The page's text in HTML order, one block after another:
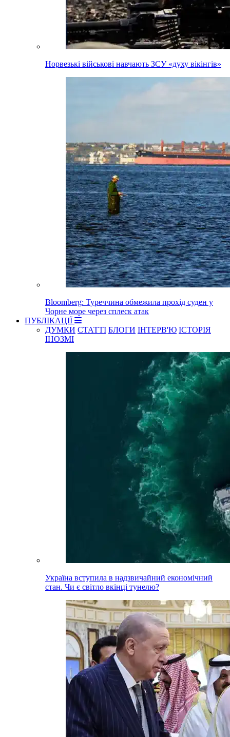
Норвезькі військові навчають ЗСУ «духу вікінгів»
Bloomberg: Туреччина обмежила прохід суден у
Чорне море через сплеск атак
ПУБЛІКАЦІЇ
ДУМКИ СТАТТІ БЛОГИ ІНТЕРВ'Ю ІСТОРІЯ
ІНОЗМІ
Україна вступила в надзвичайний економічний
стан. Чи є світло вкінці тунелю?